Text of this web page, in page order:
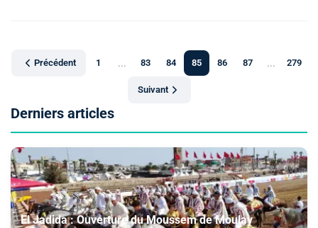
Précédent 1 ... 83 84 85 86 87 ... 279
Suivant
Derniers articles
El Jadida : Ouverture du Moussem de Moulay